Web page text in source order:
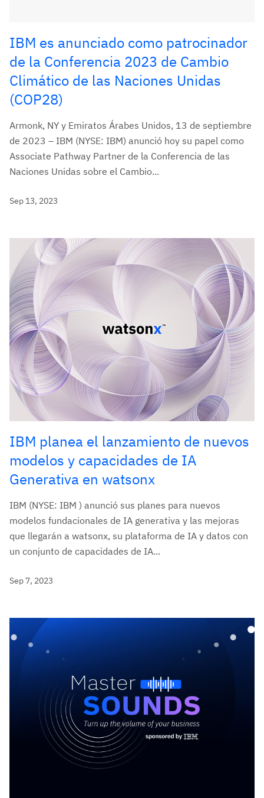
IBM es anunciado como patrocinador
de la Conferencia 2023 de Cambio
Climático de las Naciones Unidas
(COP28)
Armonk, NY y Emiratos Árabes Unidos, 13 de septiembre
de 2023 – IBM (NYSE: IBM) anunció hoy su papel como
Associate Pathway Partner de la Conferencia de las
Naciones Unidas sobre el Cambio...
Sep 13, 2023
IBM planea el lanzamiento de nuevos
modelos y capacidades de IA
Generativa en watsonx
IBM (NYSE: IBM ) anunció sus planes para nuevos
modelos fundacionales de IA generativa y las mejoras
que llegarán a watsonx, su plataforma de IA y datos con
un conjunto de capacidades de IA...
Sep 7, 2023